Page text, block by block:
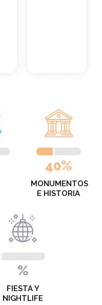
40%
MONUMENTOS
E HISTORIA
%
FIESTA Y
NIGHTLIFE